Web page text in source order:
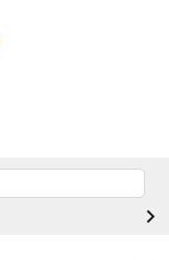
navigate_next